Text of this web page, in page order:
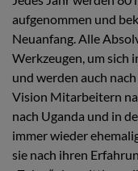
aufgenommen und
Neuanfang. Alle
Werkzeugen, um sich
und werden auch
Vision Mitarbeitern
nach Uganda und in
immer wieder
sie nach ihren